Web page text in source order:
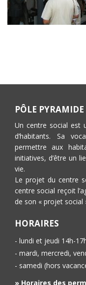
PÔLE PYRAMIDE
Un centre social est
d’habitants. Sa
permettre aux
initiatives, d’être un
vie.
Le projet du centre
centre social reçoit
de son « projet social
HORAIRES
- lundi et jeudi 14h-
- mardi, mercredi,
- samedi (hors
» Horaires des